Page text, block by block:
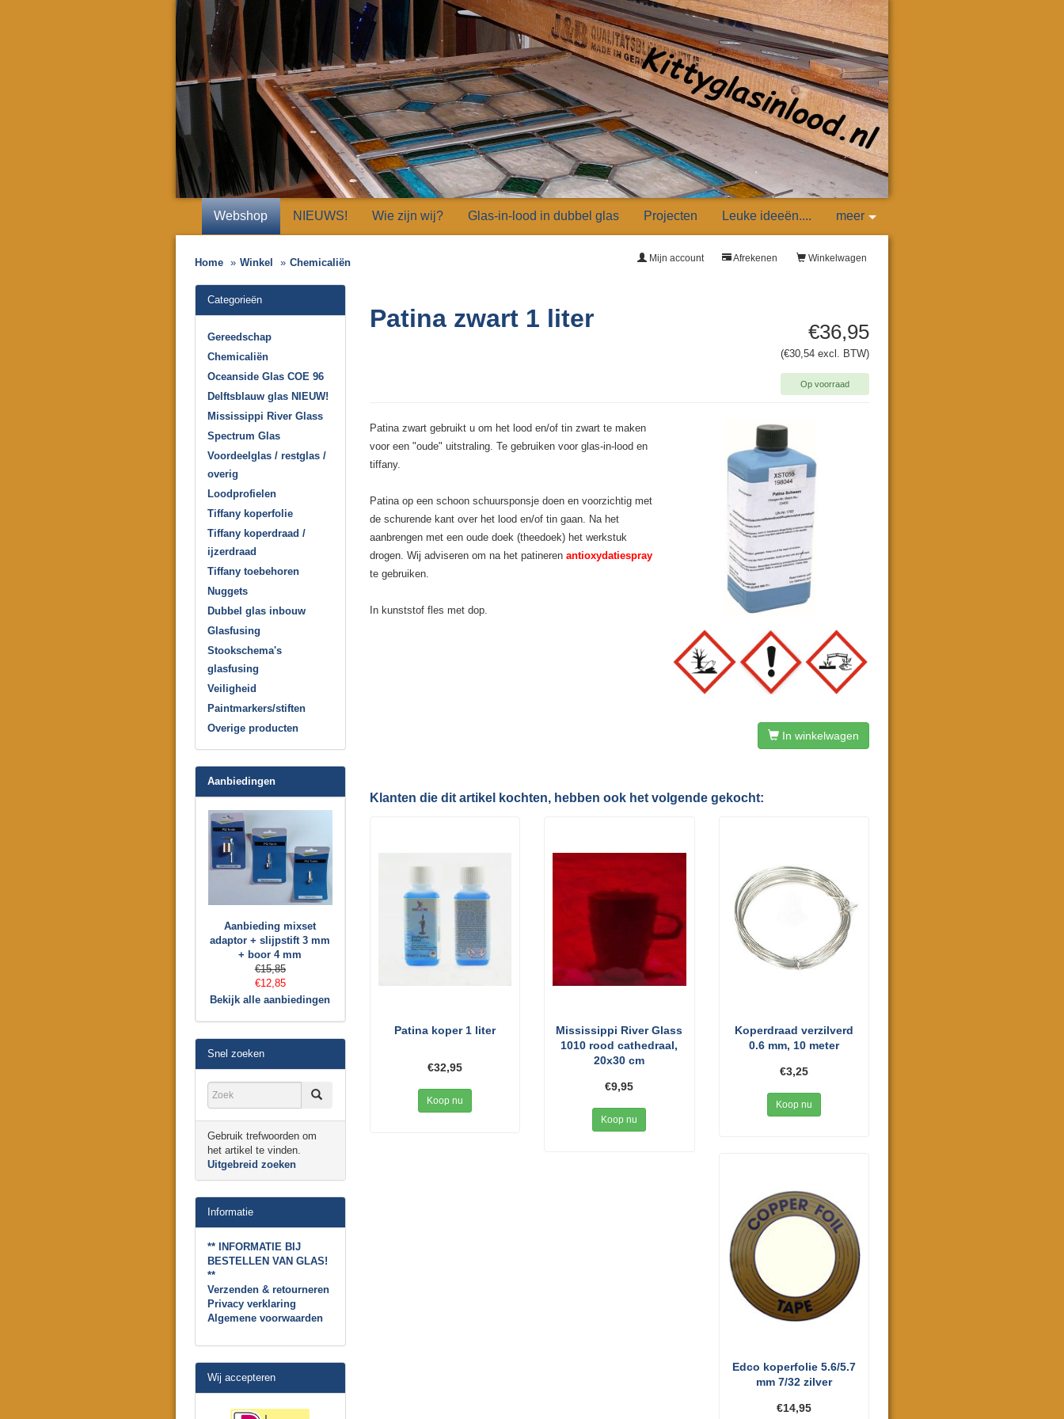
Webshop NIEUWS! Wie zijn wij? Glas-in-lood in dubbel glas Projecten Leuke ideeën.... meer
Home Winkel Chemicaliën Winkelwagen
Afrekenen
Mijn account
€36,95
(€30,54 excl. BTW)
Op voorraad
Patina zwart 1 liter
Patina zwart gebruikt u om het lood en/of tin zwart te maken
voor een "oude" uitstraling. Te gebruiken voor glas-in-lood en
tiffany.
Patina op een schoon schuursponsje doen en voorzichtig met
de schurende kant over het lood en/of tin gaan. Na het
aanbrengen met een oude doek (theedoek) het werkstuk
drogen. Wij adviseren om na het patineren antioxydatiespray
te gebruiken.
In kunststof fles met dop.
In winkelwagen
Klanten die dit artikel kochten, hebben ook het volgende gekocht:
Patina koper 1 liter
€32,95
Koop nu
Mississippi River Glass
1010 rood cathedraal,
20x30 cm
€9,95
Koop nu
Koperdraad verzilverd
0.6 mm, 10 meter
€3,25
Koop nu
Edco koperfolie 5.6/5.7
mm 7/32 zilver
€14,95
Categorieën
Gereedschap
Chemicaliën
Oceanside Glas COE 96
Delftsblauw glas NIEUW!
Mississippi River Glass
Spectrum Glas
Voordeelglas / restglas /
overig
Loodprofielen
Tiffany koperfolie
Tiffany koperdraad /
ijzerdraad
Tiffany toebehoren
Nuggets
Dubbel glas inbouw
Glasfusing
Stookschema's
glasfusing
Veiligheid
Paintmarkers/stiften
Overige producten
Aanbiedingen
Aanbieding mixset
adaptor + slijpstift 3 mm
+ boor 4 mm
€15,85
€12,85
Bekijk alle aanbiedingen
Snel zoeken
Gebruik trefwoorden om
het artikel te vinden.
Uitgebreid zoeken
Informatie
** INFORMATIE BIJ
BESTELLEN VAN GLAS!
**
Verzenden & retourneren
Privacy verklaring
Algemene voorwaarden
Wij accepteren